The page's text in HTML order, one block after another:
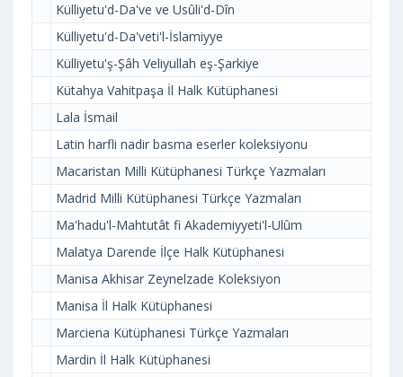
Külliyetu'd-Da've ve Usûli'd-Dîn
Külliyetu'd-Da'veti'l-İslamiyye
Külliyetu'ş-Şâh Veliyullah eş-Şarkiye
Kütahya Vahitpaşa İl Halk Kütüphanesi
Lala İsmail
Latin harfli nadir basma eserler koleksiyonu
Macaristan Milli Kütüphanesi Türkçe Yazmaları
Madrid Milli Kütüphanesi Türkçe Yazmaları
Ma'hadu'l-Mahtutât fi Akademiyyeti'l-Ulûm
Malatya Darende İlçe Halk Kütüphanesi
Manisa Akhisar Zeynelzade Koleksiyon
Manisa İl Halk Kütüphanesi
Marciena Kütüphanesi Türkçe Yazmaları
Mardin İl Halk Kütüphanesi